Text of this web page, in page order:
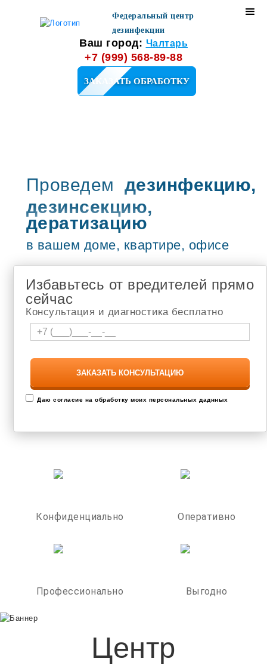
Федеральный центр
дезинфекции
Ваш город: Чалтарь
+7 (999) 568-89-88
ЗАКАЗАТЬ ОБРАБОТКУ
Проведем дезинфекцию,
дезинсекцию,
дератизацию
в вашем доме, квартире, офисе
Избавьтесь от вредителей прямо
сейчас
Консультация и диагностика бесплатно
Даю согласие на обработку моих персональных даднных
Конфиденциально Оперативно
Профессионально Выгодно
Центр